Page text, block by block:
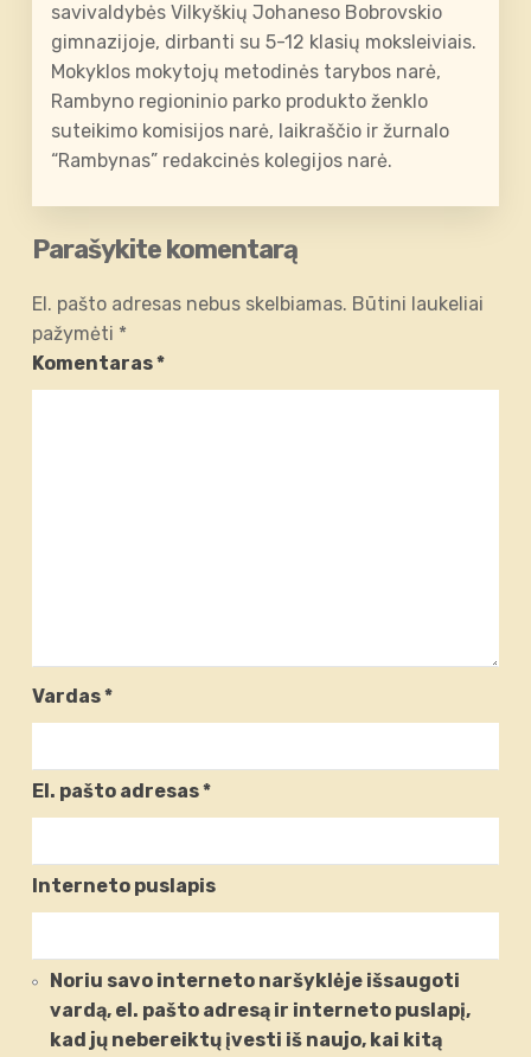
savivaldybės Vilkyškių Johaneso Bobrovskio
gimnazijoje, dirbanti su 5-12 klasių moksleiviais.
Mokyklos mokytojų metodinės tarybos narė,
Rambyno regioninio parko produkto ženklo
suteikimo komisijos narė, laikraščio ir žurnalo
“Rambynas” redakcinės kolegijos narė.
Parašykite komentarą
El. pašto adresas nebus skelbiamas. Būtini laukeliai
pažymėti *
Komentaras*
Vardas*
El. pašto adresas*
Interneto puslapis
Noriu savo interneto naršyklėje išsaugoti
vardą, el. pašto adresą ir interneto puslapį,
kad jų nebereiktų įvesti iš naujo, kai kitą